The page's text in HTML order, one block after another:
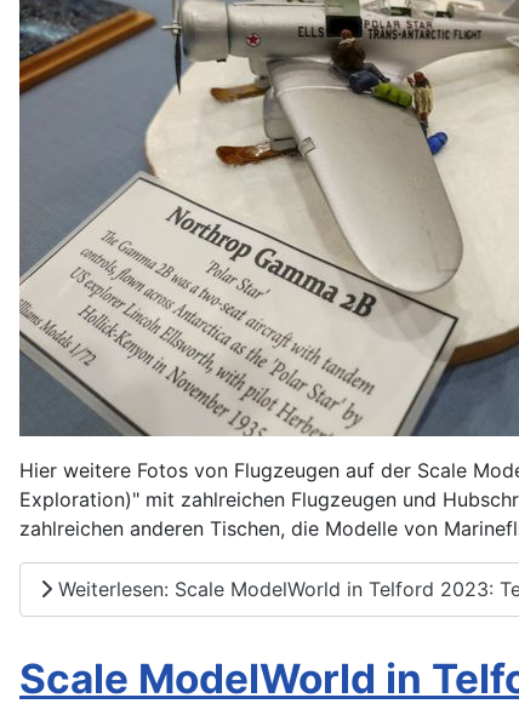
Hier weitere Fotos von Flugzeugen auf der Scale
Exploration)" mit zahlreichen Flugzeugen und
zahlreichen anderen Tischen, die Modelle von
Weiterlesen: Scale ModelWorld in Telford 2023:
Scale ModelWorld in